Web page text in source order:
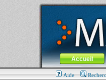
MacBook-fr.com : 100%
Aller au contenu-Aller
Menu général
Accueil
Aide